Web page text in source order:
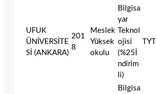
UFUK
ÜNİVERSİTE
Sİ (ANKARA)
201
8
Meslek
Yüksek
okulu
Bilgisa
yar
Teknol
ojisi
(%25İ
ndirim
li)
TYT
Bilgisa